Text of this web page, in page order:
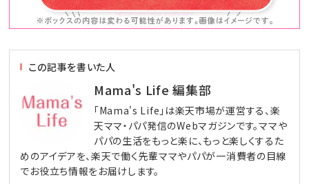
この記事を書いた人
Mama's Life 編集部
「Mama's Life」は楽天市場が運営する、楽
天ママ・パパ発信のWebマガジンです。ママや
パパの生活をもっと楽に、もっと楽しくするた
めのアイデアを、楽天で働く先輩ママやパパが一消費者の目線
でお役立ち情報をお届けします。